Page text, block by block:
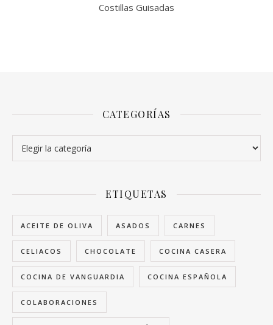
Costillas Guisadas
CATEGORÍAS
Categorías
ETIQUETAS
ACEITE DE OLIVA ASADOS CARNES
CELIACOS CHOCOLATE COCINA CASERA
COCINA DE VANGUARDIA COCINA ESPAÑOLA
COLABORACIONES